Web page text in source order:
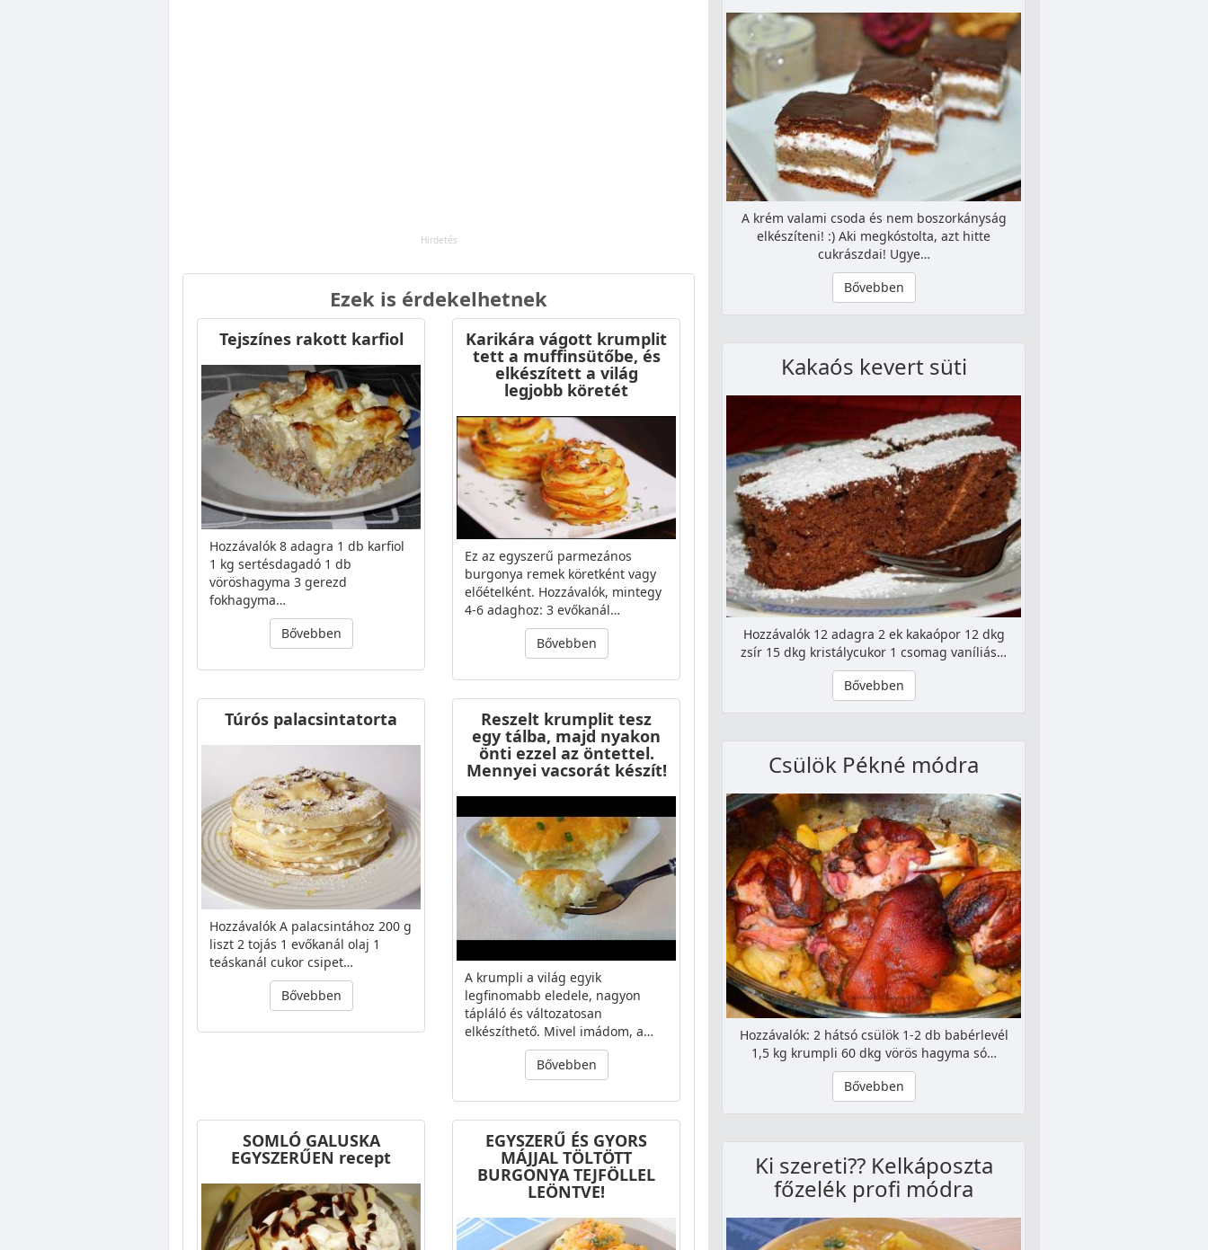
Ezek is érdekelhetnek
Tejszínes rakott karfiol
Hozzávalók 8 adagra 1 db karfiol
1 kg sertésdagadó 1 db
vöröshagyma 3 gerezd
fokhagyma…
Bővebben
Karikára vágott krumplit
tett a muffinsütőbe, és
elkészített a világ
legjobb köretét
Ez az egyszerű parmezános
burgonya remek köretként vagy
előételként. Hozzávalók, mintegy
4-6 adaghoz: 3 evőkanál…
Bővebben
Túrós palacsintatorta
Hozzávalók A palacsintához 200 g
liszt 2 tojás 1 evőkanál olaj 1
teáskanál cukor csipet…
Bővebben
Reszelt krumplit tesz
egy tálba, majd nyakon
önti ezzel az öntettel.
Mennyei vacsorát készít!
A krumpli a világ egyik
legfinomabb eledele, nagyon
tápláló és változatosan
elkészíthető. Mivel imádom, a…
Bővebben
SOMLÓ GALUSKA
EGYSZERŰEN recept
EGYSZERŰ ÉS GYORS
MÁJJAL TÖLTÖTT
BURGONYA TEJFÖLLEL
LEÖNTVE!
A krém valami csoda és nem boszorkányság
elkészíteni! :) Aki megkóstolta, azt hitte
cukrászdai! Ugye…
Bővebben
Kakaós kevert süti
Hozzávalók 12 adagra 2 ek kakaópor 12 dkg
zsír 15 dkg kristálycukor 1 csomag vaníliás…
Bővebben
Csülök Pékné módra
Hozzávalók: 2 hátsó csülök 1-2 db babérlevél
1,5 kg krumpli 60 dkg vörös hagyma só…
Bővebben
Ki szereti?? Kelkáposzta
főzelék profi módra